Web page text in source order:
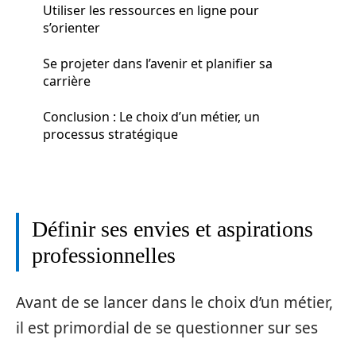
Utiliser les ressources en ligne pour
s’orienter
Se projeter dans l’avenir et planifier sa
carrière
Conclusion : Le choix d’un métier, un
processus stratégique
Définir ses envies et aspirations
professionnelles
Avant de se lancer dans le choix d’un métier,
il est primordial de se questionner sur ses